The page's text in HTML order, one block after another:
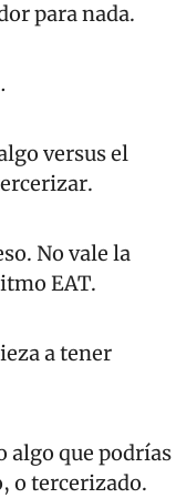
para nada.
versus el
No vale la
EAT.
a tener
algo que podrías
o tercerizado.